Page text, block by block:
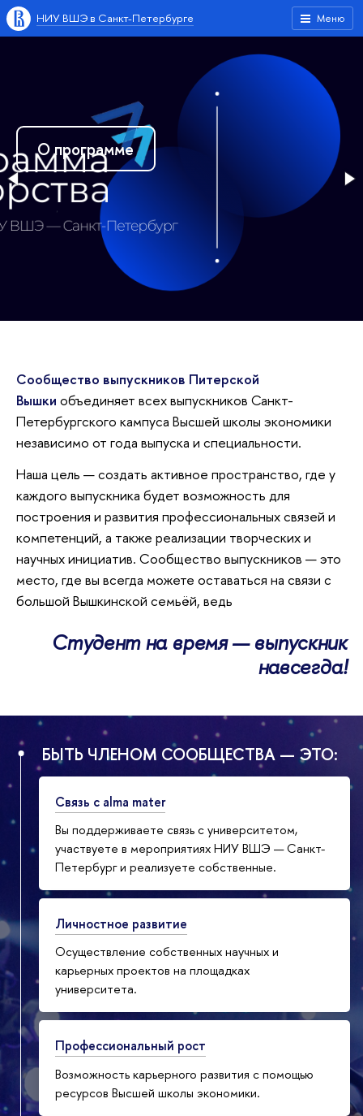
Меню
НИУ ВШЭ в Санкт-Петербурге
О проекте
Сообщество выпускников Питерской
Вышки объединяет всехвыпускников Санкт-
Петербургского кампуса Высшей школы экономики
независимо от года выпуска и специальности.
Наша цель — создать активное пространство, где у
каждого выпускника будет возможность для
построения и развития профессиональных связей и
компетенций, а также реализации творческих и
научных инициатив. Сообщество выпускников — это
место, где вы всегда можете оставаться на связи с
большой Вышкинской семьёй, ведь
Студент на время — выпускник
навсегда!
БЫТЬ ЧЛЕНОМ СООБЩЕСТВА — ЭТО:
Связь с alma mater
Вы поддерживаете связь с университетом,
участвуете в мероприятиях НИУ ВШЭ — Санкт-
Петербург и реализуете собственные.
Личностное развитие
Осуществление собственных научных и
карьерных проектов на площадках
университета.
Профессиональный рост
Возможность карьерного развития с помощью
ресурсов Высшей школы экономики.